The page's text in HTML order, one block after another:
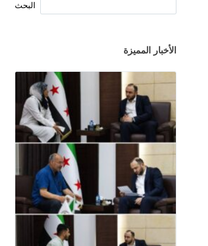
البحث
الأخبار المميزة